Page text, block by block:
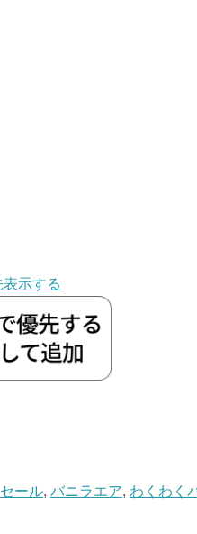
示する
セール,バニラエア, わくわく